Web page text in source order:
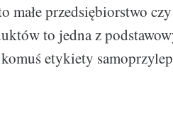
małe przedsiębiorstwo
to jedna z
etykiety